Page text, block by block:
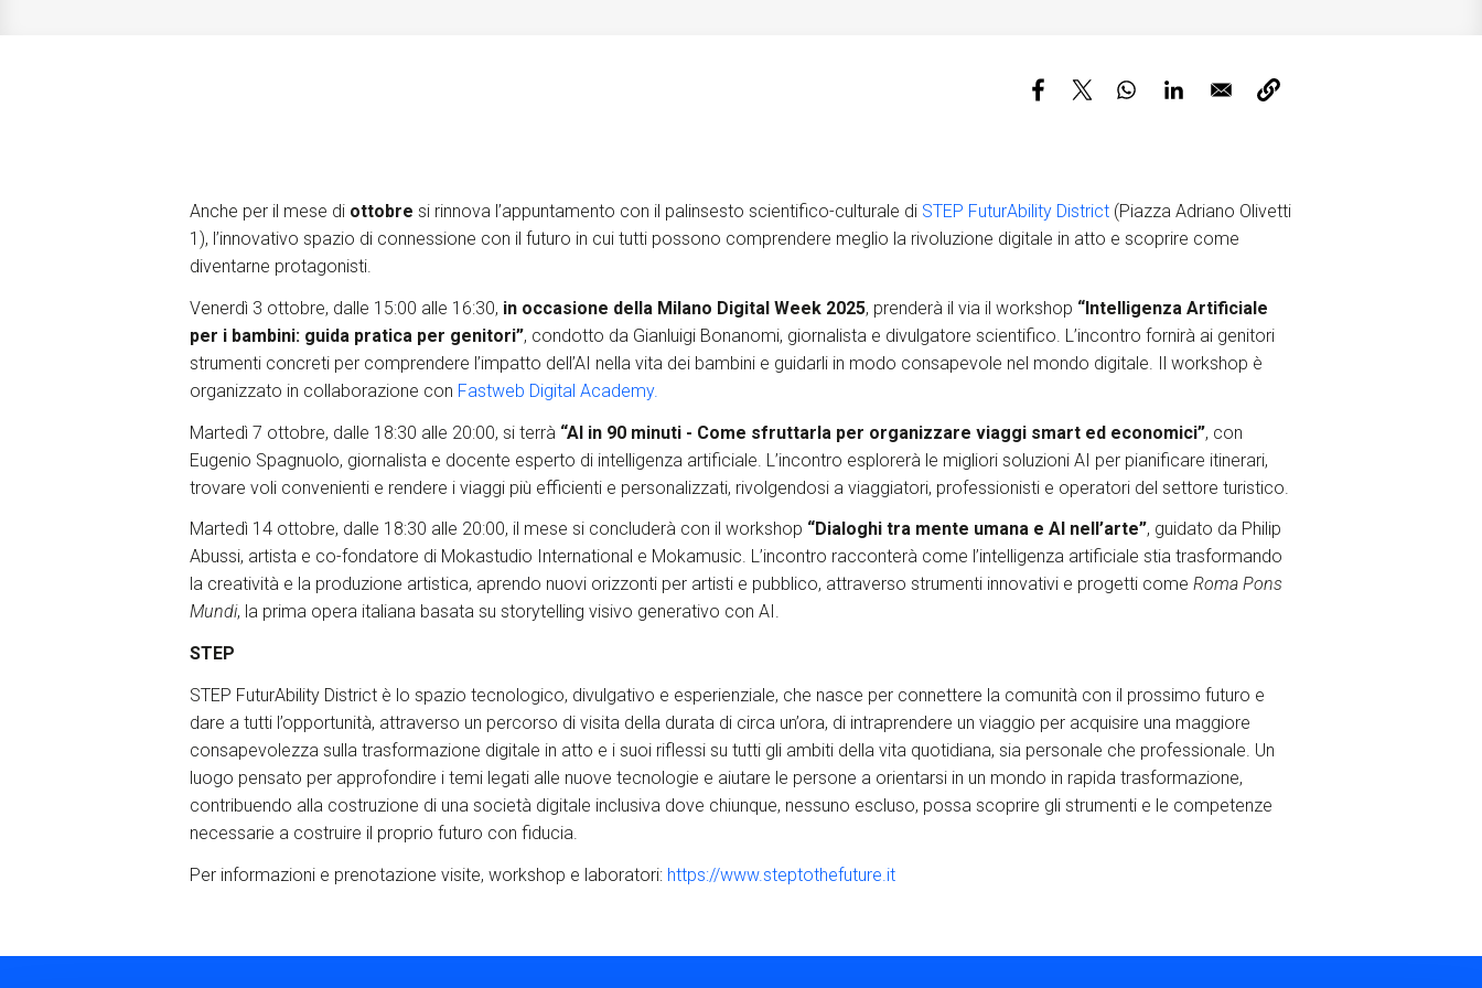
Anche per il mese di ottobre si rinnova l’appuntamento con il palinsesto scientifico-culturale di STEP FuturAbility District (Piazza Adriano Olivetti
1), l’innovativo spazio di connessione con il futuro in cui tutti possono comprendere meglio la rivoluzione digitale in atto e scoprire come
diventarne protagonisti.
Venerdì 3 ottobre, dalle 15:00 alle 16:30, in occasione della Milano Digital Week 2025, prenderà il via il workshop “Intelligenza Artificiale
per i bambini: guida pratica per genitori”, condotto da Gianluigi Bonanomi, giornalista e divulgatore scientifico. L’incontro fornirà ai genitori
strumenti concreti per comprendere l’impatto dell’AI nella vita dei bambini e guidarli in modo consapevole nel mondo digitale. Il workshop è
organizzato in collaborazione con Fastweb Digital Academy.
Martedì 7 ottobre, dalle 18:30 alle 20:00, si terrà “AI in 90 minuti - Come sfruttarla per organizzare viaggi smart ed economici”, con
Eugenio Spagnuolo, giornalista e docente esperto di intelligenza artificiale. L’incontro esplorerà le migliori soluzioni AI per pianificare itinerari,
trovare voli convenienti e rendere i viaggi più efficienti e personalizzati, rivolgendosi a viaggiatori, professionisti e operatori del settore turistico.
Martedì 14 ottobre, dalle 18:30 alle 20:00, il mese si concluderà con il workshop “Dialoghi tra mente umana e AI nell’arte”, guidato da Philip
Abussi, artista e co-fondatore di Mokastudio International e Mokamusic. L’incontro racconterà come l’intelligenza artificiale stia trasformando
la creatività e la produzione artistica, aprendo nuovi orizzonti per artisti e pubblico, attraverso strumenti innovativi e progetti come Roma Pons
Mundi, la prima opera italiana basata su storytelling visivo generativo con AI.
STEP
STEP FuturAbility District è lo spazio tecnologico, divulgativo e esperienziale, che nasce per connettere la comunità con il prossimo futuro e
dare a tutti l’opportunità, attraverso un percorso di visita della durata di circa un’ora, di intraprendere un viaggio per acquisire una maggiore
consapevolezza sulla trasformazione digitale in atto e i suoi riflessi su tutti gli ambiti della vita quotidiana, sia personale che professionale. Un
luogo pensato per approfondire i temi legati alle nuove tecnologie e aiutare le persone a orientarsi in un mondo in rapida trasformazione,
contribuendo alla costruzione di una società digitale inclusiva dove chiunque, nessuno escluso, possa scoprire gli strumenti e le competenze
necessarie a costruire il proprio futuro con fiducia.
Per informazioni e prenotazione visite, workshop e laboratori: https://www.steptothefuture.it